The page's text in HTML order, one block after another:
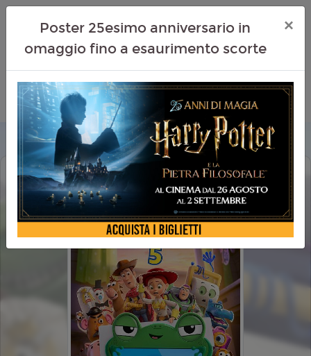
TOY STORY 5
Poster 25esimo anniversario in
omaggio fino a esaurimento scorte
×